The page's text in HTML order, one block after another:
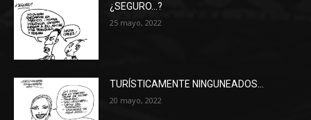
¿SEGURO…?
25 mayo, 2022
TURÍSTICAMENTE NINGUNEADOS…
20 mayo, 2022